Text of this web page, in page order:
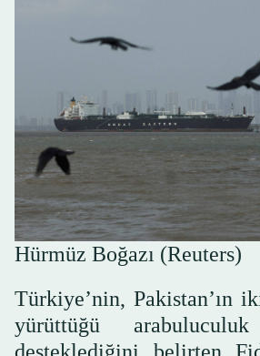
Hürmüz Boğazı (Reuters)
Türkiye’nin, Pakistan’ın
yürüttüğü